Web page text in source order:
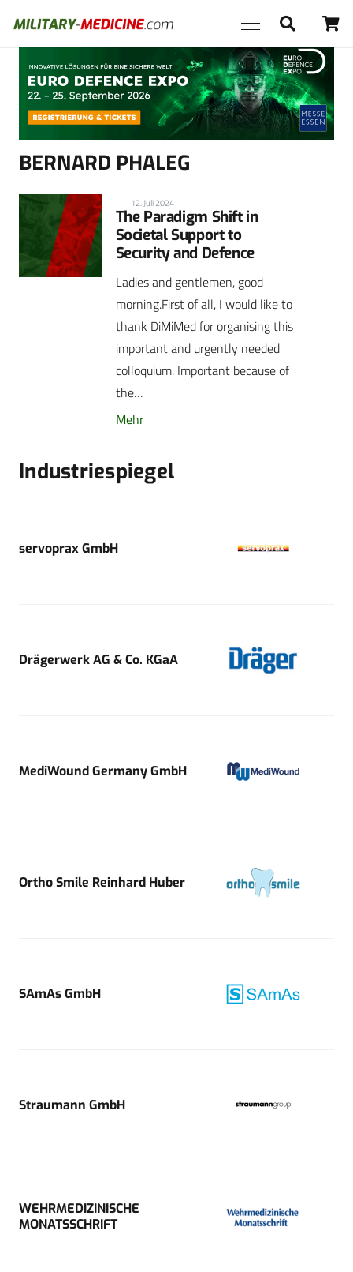
Anzeige
BERNARD PHALEG
12. Juli 2024
The Paradigm Shift in
Societal Support to
Security and Defence
Ladies and gentlemen, good
morning.First of all, I would like to
thank DiMiMed for organising this
important and urgently needed
colloquium. Important because of
the…
Mehr
Industriespiegel
servoprax GmbH
Drägerwerk AG & Co. KGaA
MediWound Germany GmbH
Ortho Smile Reinhard Huber
SAmAs GmbH
Straumann GmbH
WEHRMEDIZINISCHE
MONATSSCHRIFT